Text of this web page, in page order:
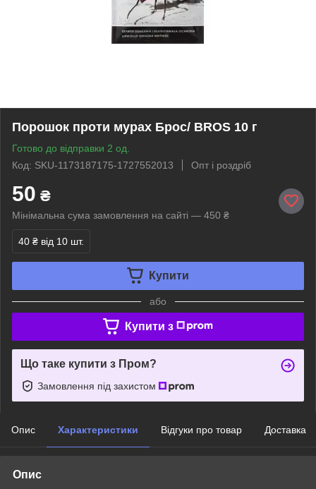
Порошок проти мурах Брос/ BROS 10 г
Готово до відправки 2 од.
Код: SKU-1173187175-1727552013
Опт і роздріб
50 ₴
Мінімальна сума замовлення на сайті — 450 ₴
40 ₴ від 10 шт.
Купити
або
Купити з
Що таке купити з Пром?
Замовлення під захистом
Опис Характеристики Відгуки про товар Доставка
Опис